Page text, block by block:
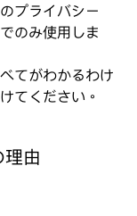
プライバシー
のみ使用しま
てがわかるわけ
てください。
由